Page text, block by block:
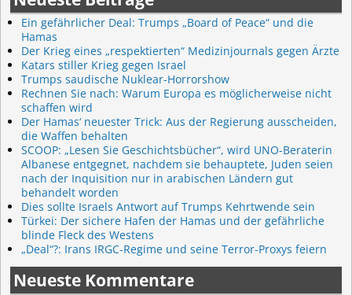
Ein gefährlicher Deal: Trumps „Board of Peace“ und die
Hamas
Der Krieg eines „respektierten“ Medizinjournals gegen Ärzte
Katars stiller Krieg gegen Israel
Trumps saudische Nuklear-Horrorshow
Rechnen Sie nach: Warum Europa es möglicherweise nicht
schaffen wird
Der Hamas‘ neuester Trick: Aus der Regierung ausscheiden,
die Waffen behalten
SCOOP: „Lesen Sie Geschichtsbücher“, wird UNO-Beraterin
Albanese entgegnet, nachdem sie behauptete, Juden seien
nach der Inquisition nur in arabischen Ländern gut
behandelt worden
Dies sollte Israels Antwort auf Trumps Kehrtwende sein
Türkei: Der sichere Hafen der Hamas und der gefährliche
blinde Fleck des Westens
„Deal“?: Irans IRGC-Regime und seine Terror-Proxys feiern
Neueste Kommentare